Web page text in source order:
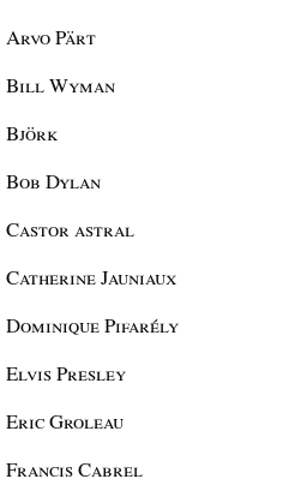
Arvo Pärt
Bill Wyman
Björk
Bob Dylan
Castor astral
Catherine Jauniaux
Dominique Pifarély
Elvis Presley
Eric Groleau
Francis Cabrel